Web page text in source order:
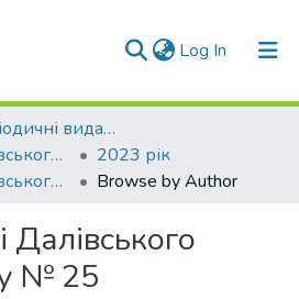
Log In (current)
Наукові періодичні видання СНУ ім. В. Даля
Наукові вісті Далівського університету
2023 рік
Наукові вісті Далівського університету № 25
Browse by Author
Далівського
№ 25